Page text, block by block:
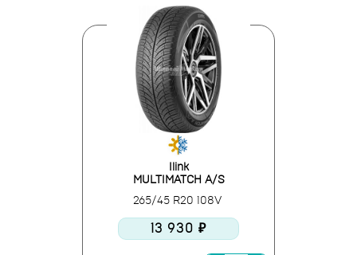
Ilink
MULTIMATCH A/S
265/45 R20 108V
13 930 ₽